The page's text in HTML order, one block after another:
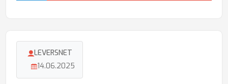
LEVERSNET
14.06.2025